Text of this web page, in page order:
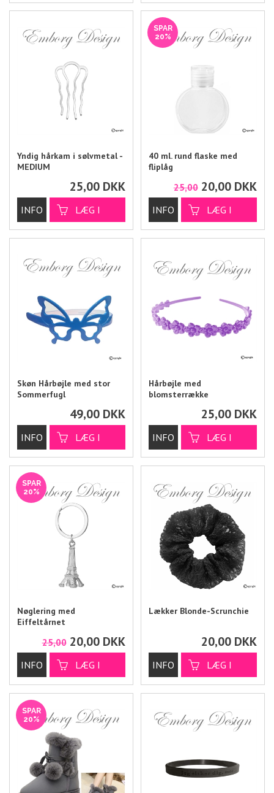
Yndig hårkam i sølvmetal -
MEDIUM
25,00 DKK
SPAR
20%
40 ml. rund flaske med
fliplåg
25,00 20,00 DKK
Skøn Hårbøjle med stor
Sommerfugl
49,00 DKK
Hårbøjle med
blomsterrække
25,00 DKK
SPAR
20%
Nøglering med
Eiffeltårnet
25,00 20,00 DKK
Lækker Blonde-Scrunchie
20,00 DKK
SPAR
20%